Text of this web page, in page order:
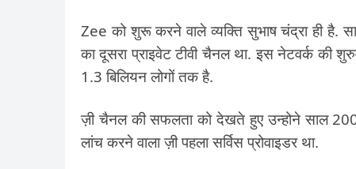
Zee को शुरू करने वाले व्यक्ति सुभाष चंद्रा ही है.
का दूसरा प्राइवेट टीवी चैनल था. इस नेटवर्क
1.3 बिलियन लोगों तक है.
ज़ी चैनल की सफलता को देखते हुए उन्होने साल
लांच करने वाला ज़ी पहला सर्विस प्रोवाइडर था.